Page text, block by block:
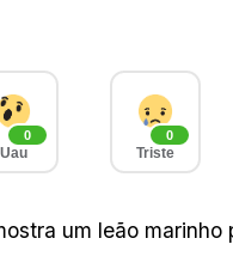
0
Uau
0
Triste
um leão marinho